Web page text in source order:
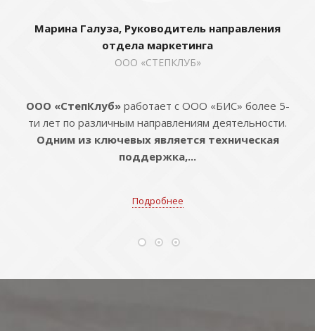
Марина Галуза, Руководитель направления
отдела маркетинга
ООО «СТЕПКЛУБ»
ООО «СтепКлуб»работает с ООО «БИС» более 5-
ти лет по различным направлениям деятельности.
Одним из ключевых является техническая
поддержка,...
Подробнее